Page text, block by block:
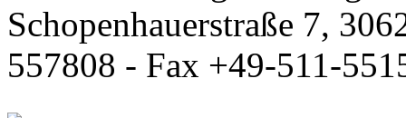
Schopenhauerstraße 7,
557808 - Fax +49-511-